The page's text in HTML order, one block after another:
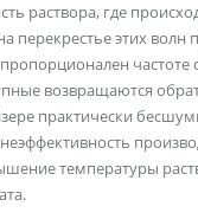
раствора, где
перекрестье этих
частоте
возвращаются
практически
температуры